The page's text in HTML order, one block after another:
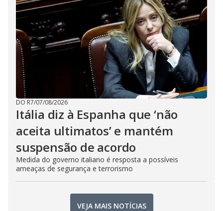
DO R7/07/08/2026
Itália diz à Espanha que ‘não
aceita ultimatos’ e mantém
suspensão de acordo
Medida do governo italiano é resposta a possíveis
ameaças de segurança e terrorismo
VEJA MAIS NOTÍCIAS